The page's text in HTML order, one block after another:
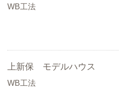
WB工法
上新保 モデルハウス
WB工法